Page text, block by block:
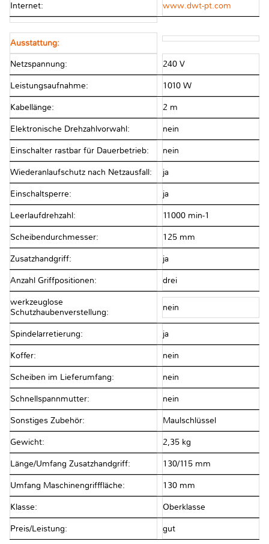
Internet: www.dwt-pt.com
Ausstattung:
Netzspannung: 240 V
Leistungsaufnahme: 1010 W
Kabellänge: 2 m
Elektronische Drehzahlvorwahl: nein
Einschalter rastbar für Dauerbetrieb: nein
Wiederanlaufschutz nach Netzausfall: ja
Einschaltsperre: ja
Leerlaufdrehzahl: 11000 min-1
Scheibendurchmesser: 125 mm
Zusatzhandgriff: ja
Anzahl Griffpositionen: drei
werkzeuglose
Schutzhaubenverstellung:
nein
Spindelarretierung: ja
Koffer: nein
Scheiben im Lieferumfang: nein
Schnellspannmutter: nein
Sonstiges Zubehör: Maulschlüssel
Gewicht: 2,35 kg
Länge/Umfang Zusatzhandgriff: 130/115 mm
Umfang Maschinengrifffläche: 130 mm
Klasse: Oberklasse
Preis/Leistung: gut